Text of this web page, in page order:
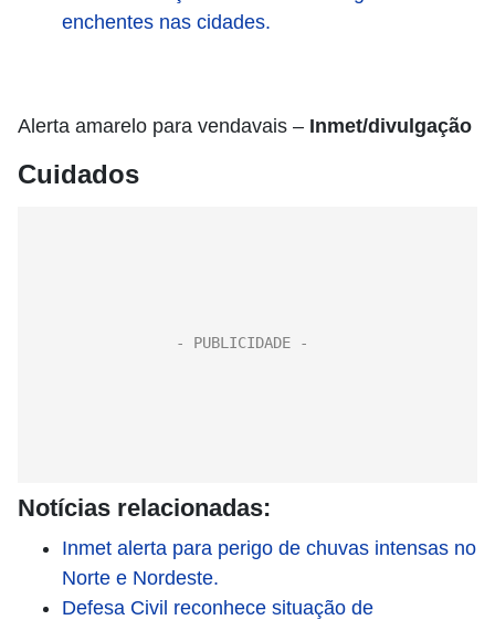
enchentes nas cidades.
Alerta amarelo para vendavais – Inmet/divulgação
Cuidados
Notícias relacionadas:
Inmet alerta para perigo de chuvas intensas no
Norte e Nordeste.
Defesa Civil reconhece situação de